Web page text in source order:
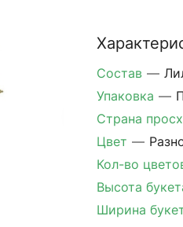
Состав —
Упаковка —
Страна
Цвет —
Кол-во
Высота
Ширина